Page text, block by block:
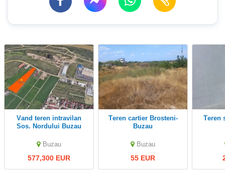
Vand teren intravilan
Sos. Nordului Buzau
Buzau
577,300 EUR
Teren cartier Brosteni-
Buzau
Buzau
55 EUR